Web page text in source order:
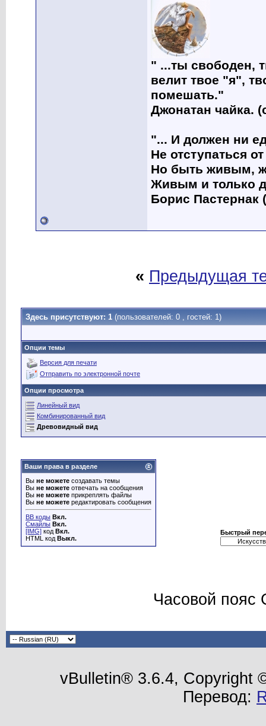
" ...ты свободен,
велит твое "я",
помешать."
Джонатан чайка.
"... И должен ни
Не отступаться
Но быть живым,
Живым и только
Борис Пастернак
« Предыдущая
Здесь присутствуют: 1 (пользователей: 0 , гостей: 1)
Опции темы
Версия для печати
Отправить по электронной почте
Опции просмотра
Линейный вид
Комбинированный вид
Древовидный вид
Ваши права в разделе
Вы не можете создавать темы
Вы не можете отвечать на сообщения
Вы не можете прикреплять файлы
Вы не можете редактировать сообщения
BB коды Вкл.
Смайлы Вкл.
[IMG] код Вкл.
HTML код Выкл.
Быстрый
Часовой пояс
vBulletin® 3.6.4, Copyright
Перевод: